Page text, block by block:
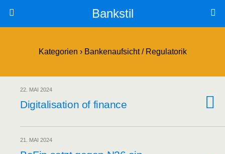
Bankstil
Kategorien ›Bankenaufsicht / Regulatorik
22. MAI 2024
Digi­ta­li­sa­ti­on of finance
21. MAI 2024